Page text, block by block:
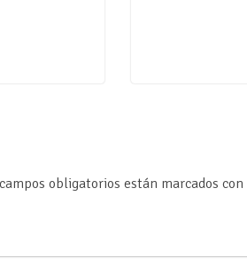
obligatorios están marcados con